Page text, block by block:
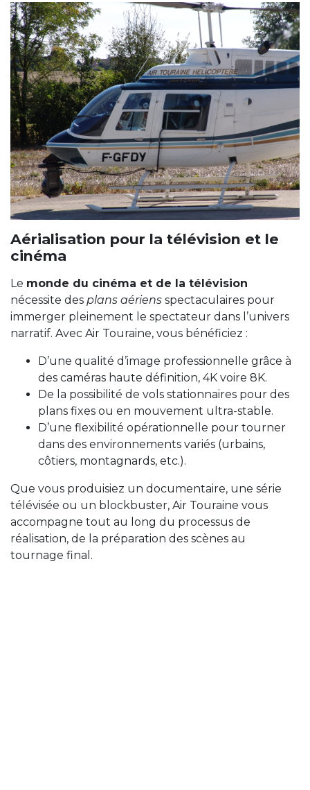
Aérialisation pour la télévision et le
cinéma
Le monde du cinéma et de la télévision
nécessite des plans aériens spectaculaires pour
immerger pleinement le spectateur dans l’univers
narratif. Avec Air Touraine, vous bénéficiez :
D’une qualité d’image professionnelle grâce à
des caméras haute définition, 4K voire 8K.
De la possibilité de vols stationnaires pour des
plans fixes ou en mouvement ultra-stable.
D’une flexibilité opérationnelle pour tourner
dans des environnements variés (urbains,
côtiers, montagnards, etc.).
Que vous produisiez un documentaire, une série
télévisée ou un blockbuster, Air Touraine vous
accompagne tout au long du processus de
réalisation, de la préparation des scènes au
tournage final.